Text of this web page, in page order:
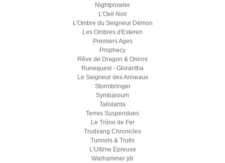
Nightprowler
L'Oeil Noir
L'Ombre du Seigneur Démon
Les Ombres d'Esteren
Premiers Ages
Prophecy
Rêve de Dragon & Oniros
Runequest - Glorantha
Le Seigneur des Anneaux
Stormbringer
Symbaroum
Talislanta
Terres Suspendues
Le Trône de Fer
Trudvang Chronicles
Tunnels & Trolls
L'Ultime Epreuve
Warhammer jdr